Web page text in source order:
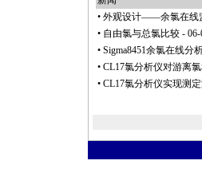
• 外观设计——余氯在线
• 自由氯与总氯比较 -
• Sigma8451余氯在线分
• CL17氯分析仪对游离
• CL17氯分析仪实现测